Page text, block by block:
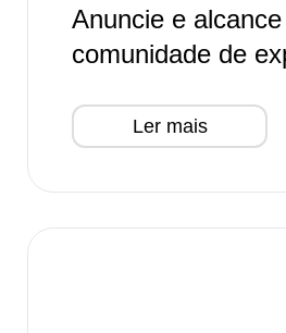
Anuncie e
comunidade de
Ler mais